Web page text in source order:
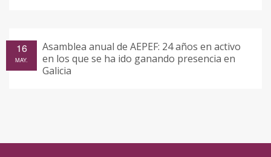
Asamblea anual de AEPEF: 24 años en activo
en los que se ha ido ganando presencia en
Galicia
16
MAY.